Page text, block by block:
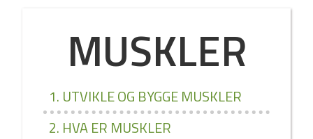
MUSKLER
1. UTVIKLE OG BYGGE MUSKLER
2. HVA ER MUSKLER